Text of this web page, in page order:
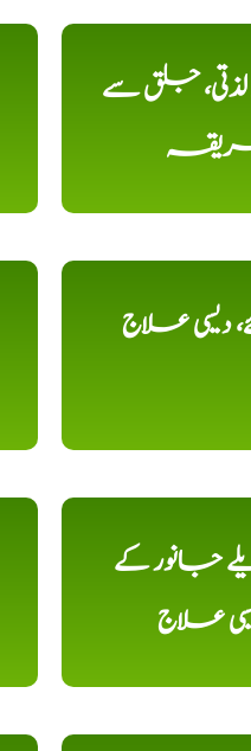
جلق سے
طریقہ
دیسی علاج
جانور کے
علاج